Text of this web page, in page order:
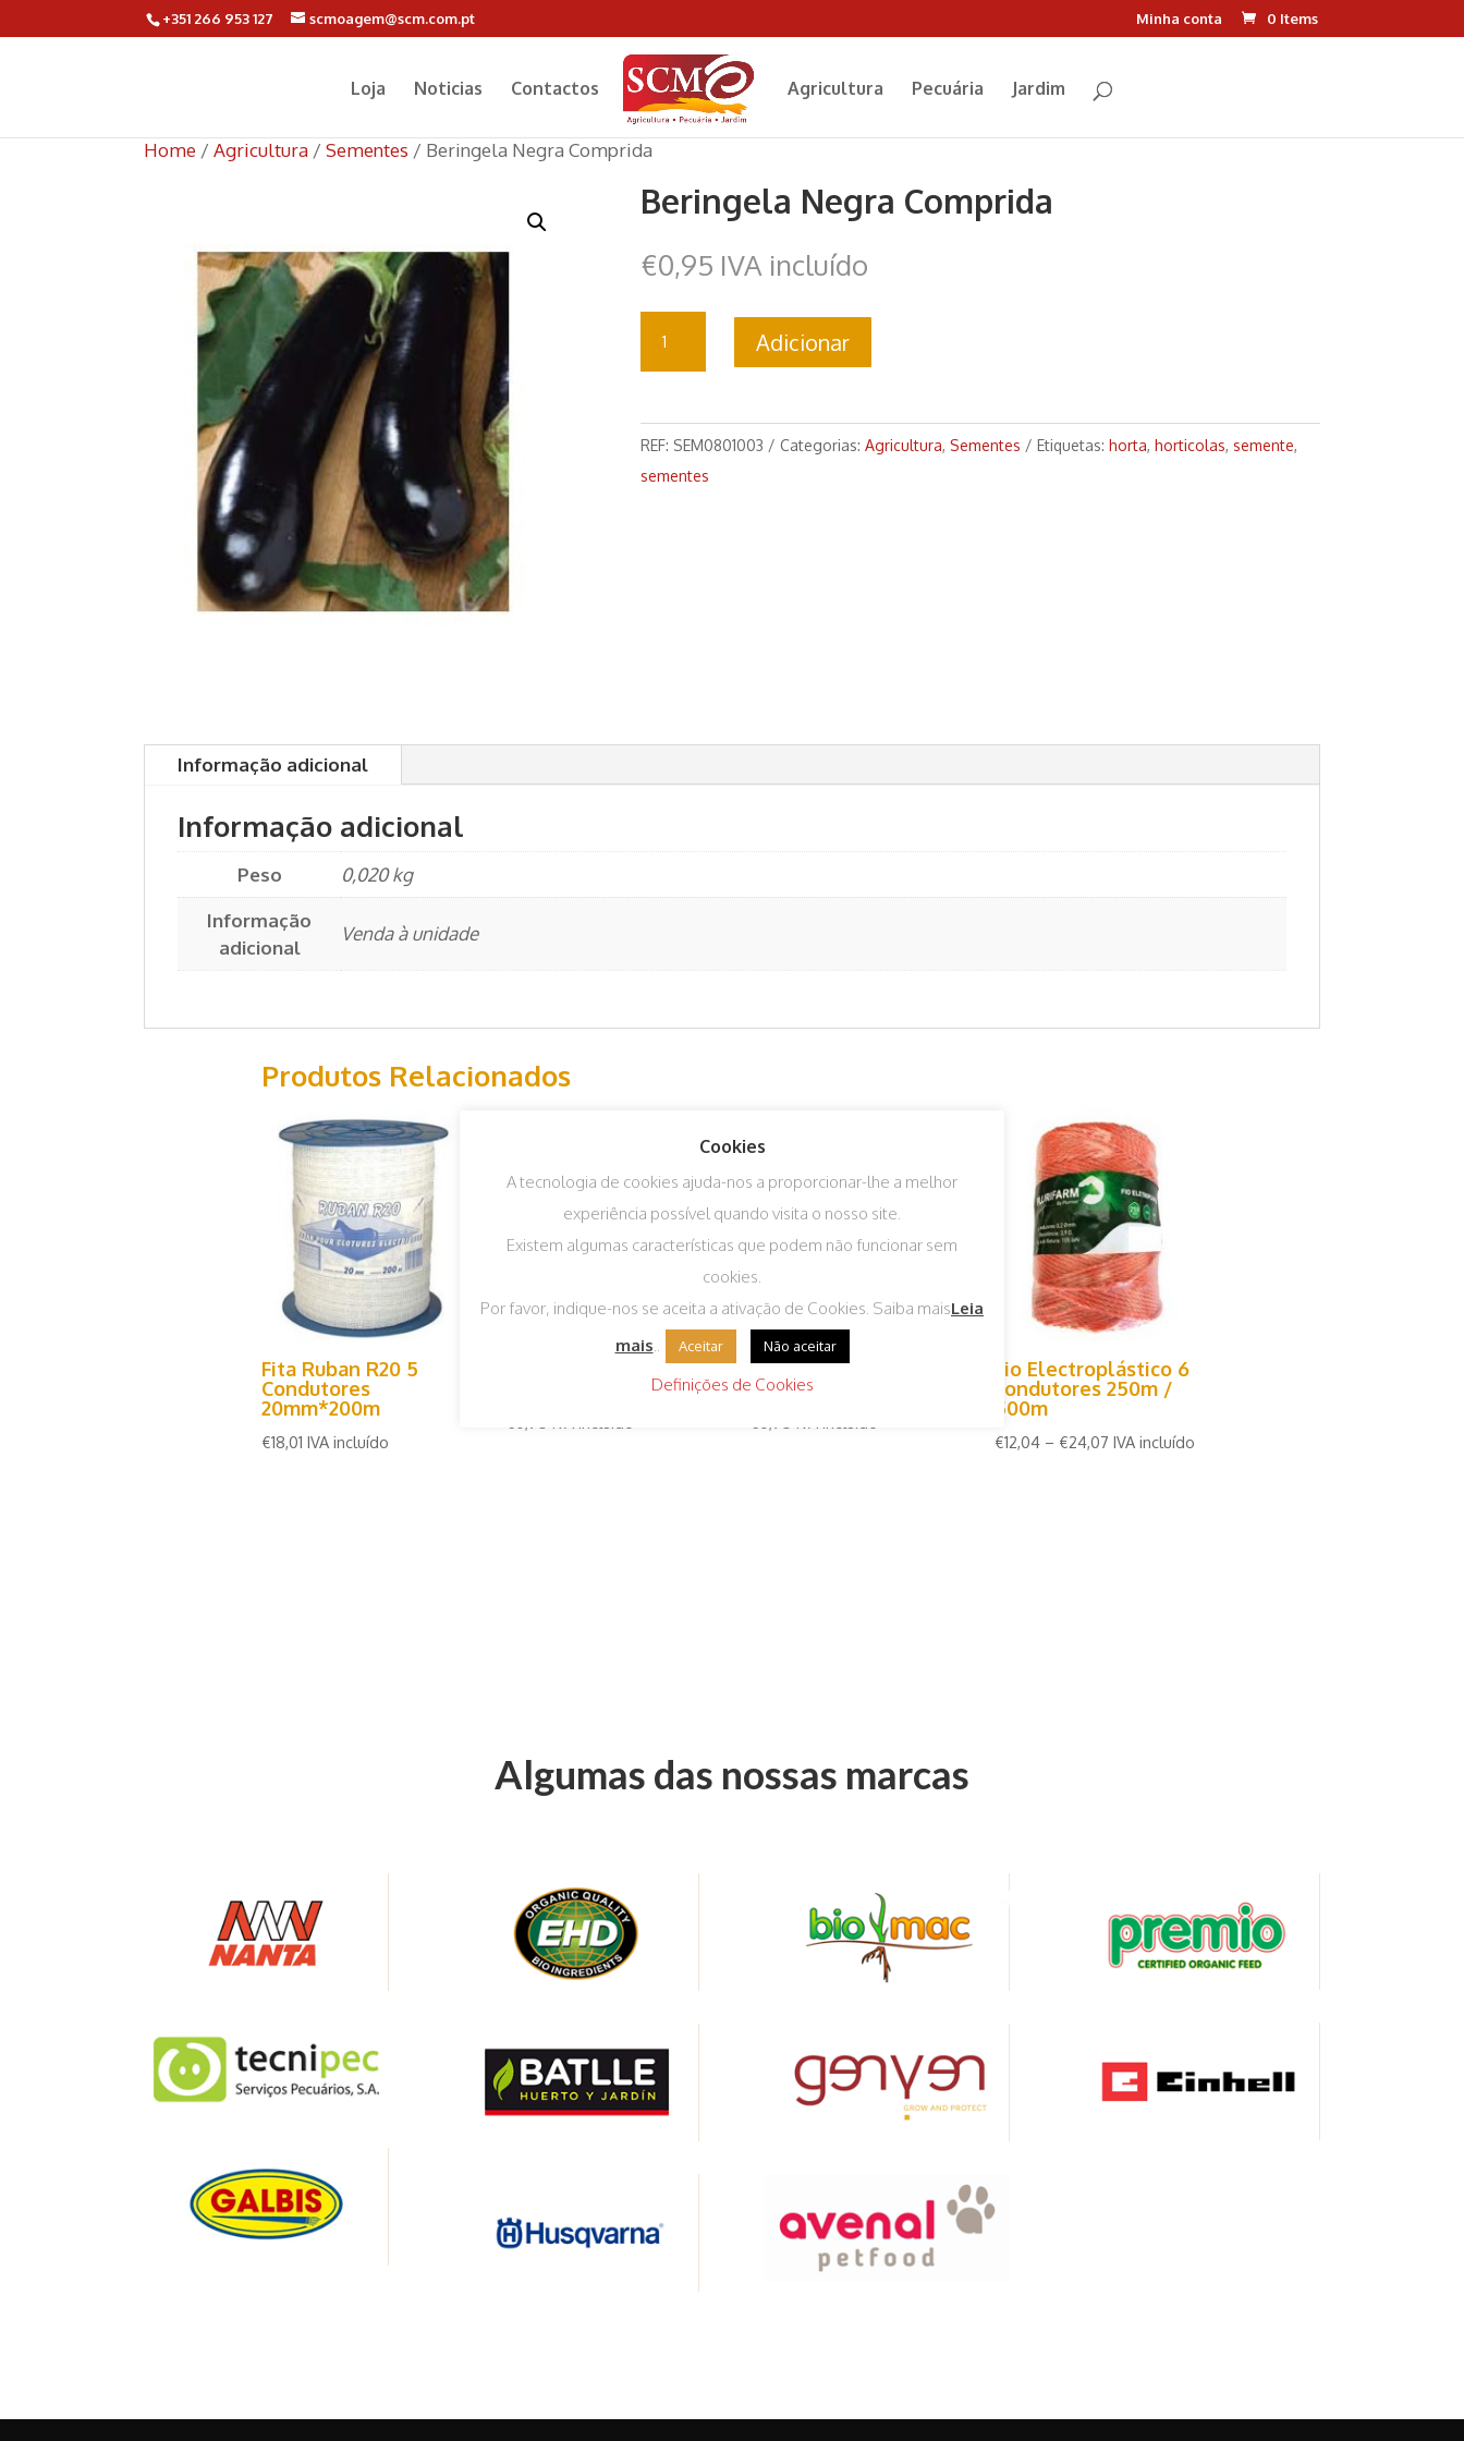
+351 266 953 127 scmoagem@scm.com.pt Minha conta 0 Items
Loja Noticias Contactos Agricultura Pecuária Jardim
Home / Agricultura / Sementes / Beringela Negra Comprida
Beringela Negra Comprida
€0,95 IVA incluído
Quantidade
de
Negra
Comprida
Adicionar
REF: SEM0801003 Categorias: Agricultura, Sementes Etiquetas: horta, horticolas, semente,
sementes
Informação adicional
Informação adicional
Peso
0,020 kg
Informação
adicional
Venda à unidade
Produtos Relacionados
Fita Ruban R20 5
Condutores
20mm*200m
€18,01 IVA incluído
Repolho Coração de
Couve Lombarda D’
Aubervil
Fio Electroplástico 6
condutores 250m /
500m
€12,04– €24,07 IVA incluído
Algumas das nossas marcas
Cookies
A tecnologia de cookies ajuda-nos a proporcionar-lhe a melhor
experiência possível quando visita o nosso site.
Existem algumas características que podem não funcionar sem
cookies.
Por favor, indique-nos se aceita a ativação de Cookies. Saiba maisLeia
mais
Aceitar Não aceitar
Definições de Cookies